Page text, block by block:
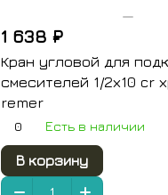
1 638 ₽
Кран угловой для
смесителей 1/2х10 cr
remer
0 Есть в наличии
В корзину